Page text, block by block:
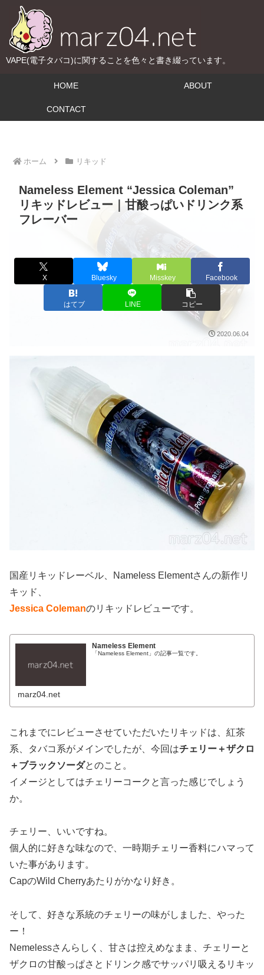
VAPE(電子タバコ)に関することを色々と書き綴っています。
HOME ABOUT
CONTACT
ホーム リキッド
Nameless Element “Jessica Coleman”
リキッドレビュー｜甘酸っぱいドリンク系
フレーバー
X Bluesky Misskey Facebook
はてブ LINE コピー
2020.06.04
国産リキッドレーベル、Nameless Elementさんの新作リ
キッド、
Jessica Colemanのリキッドレビューです。
Nameless Element
「Nameless Element」の記事一覧です。
marz04.net
これまでにレビューさせていただいたリキッドは、紅茶
系、タバコ系がメインでしたが、今回はチェリー＋ザクロ
＋ブラックソーダとのこと。
イメージとしてはチェリーコークと言った感じでしょう
か。
チェリー、いいですね。
個人的に好きな味なので、一時期チェリー香料にハマって
いた事があります。
CapのWild Cherryあたりがかなり好き。
そして、好きな系統のチェリーの味がしました、やった
ー！
Nemelessさんらしく、甘さは控えめなまま、チェリーと
ザクロの甘酸っぱさとドリンク感でサッパリ吸えるリキッ